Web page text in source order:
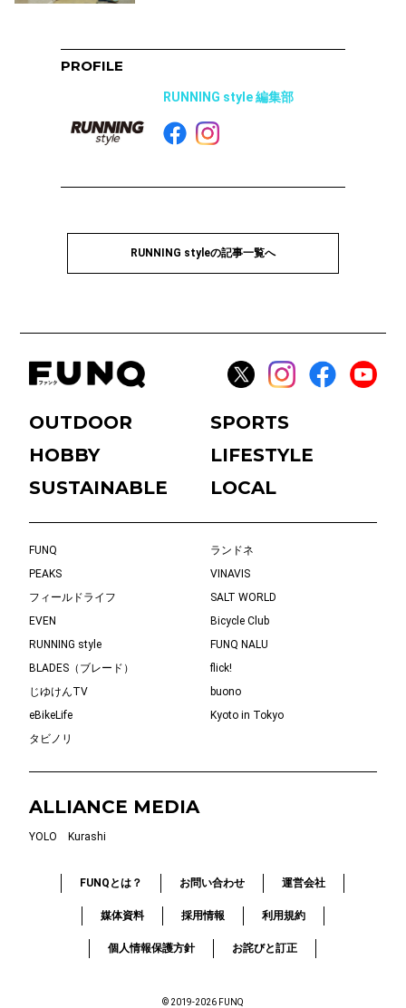
PROFILE
RUNNING style 編集部
RUNNING styleの記事一覧へ
OUTDOOR
SPORTS
HOBBY
LIFESTYLE
SUSTAINABLE
LOCAL
FUNQ
ランドネ
PEAKS
VINAVIS
フィールドライフ
SALT WORLD
EVEN
Bicycle Club
RUNNING style
FUNQ NALU
BLADES（ブレード）
flick!
じゆけんTV
buono
eBikeLife
Kyoto in Tokyo
タビノリ
ALLIANCE MEDIA
YOLO Kurashi
FUNQとは？ お問い合わせ 運営会社
媒体資料 採用情報 利用規約
個人情報保護方針 お詫びと訂正
© 2019-2026 FUNQ